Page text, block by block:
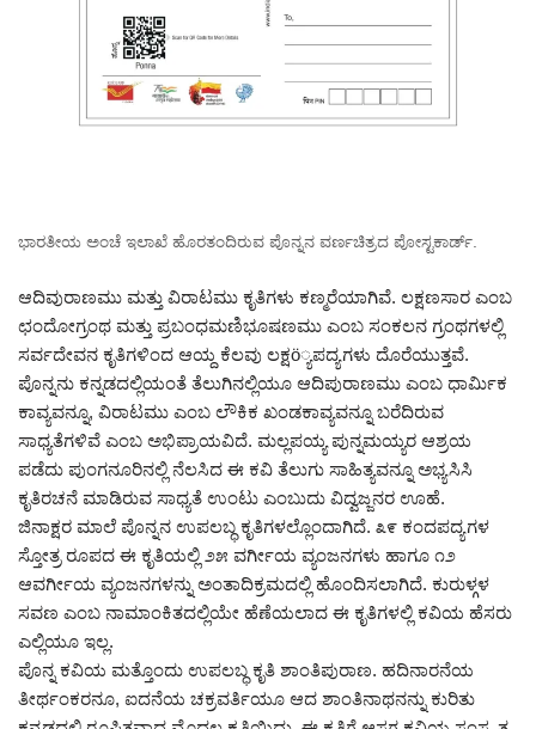
ಭಾರತೀಯ ಅಂಚೆ ಇಲಾಖೆ ಹೊರತಂದಿರುವ ಪೊನ್ನನ ವರ್ಣಚಿತ್ರದ ಪೋಸ್ಟಕಾರ್ಡ್.
ಆದಿವುರಾಣಮು ಮತ್ತು ವಿರಾಟಮು ಕೃತಿಗಳು ಕಣ್ಮರೆಯಾಗಿವೆ. ಲಕ್ಷಣಸಾರ ಎಂಬ
ಛಂದೋಗ್ರಂಥ ಮತ್ತು ಪ್ರಬಂಧಮಣಿಭೂಷಣಮು ಎಂಬ ಸಂಕಲನ ಗ್ರಂಥಗಳಲ್ಲಿ
ಸರ್ವದೇವನ ಕೃತಿಗಳಿಂದ ಆಯ್ದ ಕೆಲವು ಲಕ್ಷö್ಯಪದ್ಯಗಳು ದೊರೆಯುತ್ತವೆ.
ಪೊನ್ನನು ಕನ್ನಡದಲ್ಲಿಯಂತೆ ತೆಲುಗಿನಲ್ಲಿಯೂ ಆದಿಪುರಾಣಮು ಎಂಬ ಧಾರ್ಮಿಕ
ಕಾವ್ಯವನ್ನೂ, ವಿರಾಟಮು ಎಂಬ ಲೌಕಿಕ ಖಂಡಕಾವ್ಯವನ್ನೂ ಬರೆದಿರುವ
ಸಾಧ್ಯತೆಗಳಿವೆ ಎಂಬ ಅಭಿಪ್ರಾಯವಿದೆ. ಮಲ್ಲಪಯ್ಯ ಪುನ್ನಮಯ್ಯರ ಆಶ್ರಯ
ಪಡೆದು ಪುಂಗನೂರಿನಲ್ಲಿ ನೆಲಸಿದ ಈ ಕವಿ ತೆಲುಗು ಸಾಹಿತ್ಯವನ್ನೂ ಅಭ್ಯಸಿಸಿ
ಕೃತಿರಚನೆ ಮಾಡಿರುವ ಸಾಧ್ಯತೆ ಉಂಟು ಎಂಬುದು ವಿದ್ವಜ್ಜನರ ಊಹೆ.
ಜಿನಾಕ್ಷರ ಮಾಲೆ ಪೊನ್ನನ ಉಪಲಬ್ಧ ಕೃತಿಗಳಲ್ಲೊಂದಾಗಿದೆ. ೩೯ ಕಂದಪದ್ಯಗಳ
ಸ್ತೋತ್ರ ರೂಪದ ಈ ಕೃತಿಯಲ್ಲಿ ೨೫ ವರ್ಗೀಯ ವ್ಯಂಜನಗಳು ಹಾಗೂ ೧೨
ಆವರ್ಗೀಯ ವ್ಯಂಜನಗಳನ್ನು ಅಂತಾದಿಕ್ರಮದಲ್ಲಿ ಹೊಂದಿಸಲಾಗಿದೆ. ಕುರುಳ್ಗಳ
ಸವಣ ಎಂಬ ನಾಮಾಂಕಿತದಲ್ಲಿಯೇ ಹೆಣೆಯಲಾದ ಈ ಕೃತಿಗಳಲ್ಲಿ ಕವಿಯ ಹೆಸರು
ಎಲ್ಲಿಯೂ ಇಲ್ಲ.
ಪೊನ್ನ ಕವಿಯ ಮತ್ತೊಂದು ಉಪಲಬ್ಧ ಕೃತಿ ಶಾಂತಿಪುರಾಣ. ಹದಿನಾರನೆಯ
ತೀರ್ಥಂಕರನೂ, ಐದನೆಯ ಚಕ್ರವರ್ತಿಯೂ ಆದ ಶಾಂತಿನಾಥನನ್ನು ಕುರಿತು